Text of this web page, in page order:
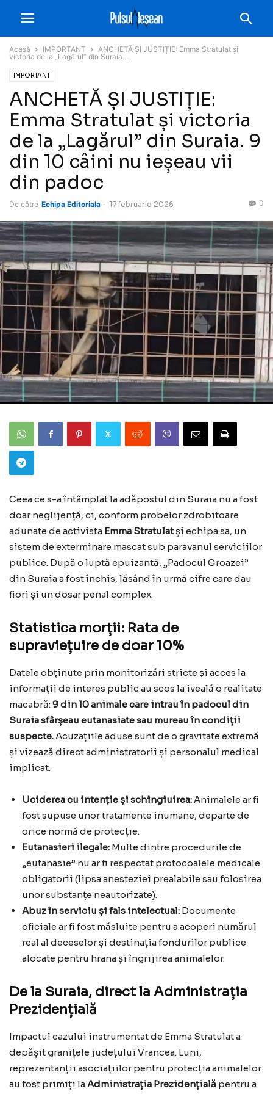
Acasă IMPORTANT
ANCHETĂ ȘI JUSTIȚIE: Emma Stratulat și
victoria de la „Lagărul” din Suraia....
IMPORTANT
ANCHETĂ ȘI JUSTIȚIE:
Emma Stratulat și victoria
de la „Lagărul” din Suraia. 9
din 10 câini nu ieșeau vii
din padoc
De către Echipa Editoriala - 17 februarie 2026 0
Ceea ce s-a întâmplat la adăpostul din Suraia nu a fost
doar neglijență, ci, conform probelor zdrobitoare
adunate de activista Emma Stratulatși echipa sa, un
sistem de exterminare mascat sub paravanul serviciilor
publice. După o luptă epuizantă, „Padocul Groazei”
din Suraia a fost închis, lăsând în urmă cifre care dau
fiori și un dosar penal complex.
Statistica morții: Rata de
supraviețuire de doar 10%
Datele obținute prin monitorizări stricte și acces la
informații de interes public au scos la iveală o realitate
macabră:9 din 10 animale care intrau în padocul din
Suraia sfârșeau eutanasiate sau mureau în condiții
suspecte. Acuzațiile aduse sunt de o gravitate extremă
și vizează direct administratorii și personalul medical
implicat:
Uciderea cu intenție și schingiuirea: Animalele ar fi
fost supuse unor tratamente inumane, departe de
orice normă de protecție.
Eutanasieri ilegale: Multe dintre procedurile de
„eutanasie” nu ar fi respectat protocoalele medicale
obligatorii (lipsa anesteziei prealabile sau folosirea
unor substanțe neautorizate).
Abuz în serviciu și fals intelectual: Documente
oficiale ar fi fost măsluite pentru a acoperi numărul
real al deceselor și destinația fondurilor publice
alocate pentru hrana și îngrijirea animalelor.
De la Suraia, direct la Administrația
Prezidențială
Impactul cazului instrumentat de Emma Stratulat a
depășit granițele județului Vrancea. Luni,
reprezentanții asociațiilor pentru protecția animalelor
au fost primiți laAdministrația Prezidențială pentru a